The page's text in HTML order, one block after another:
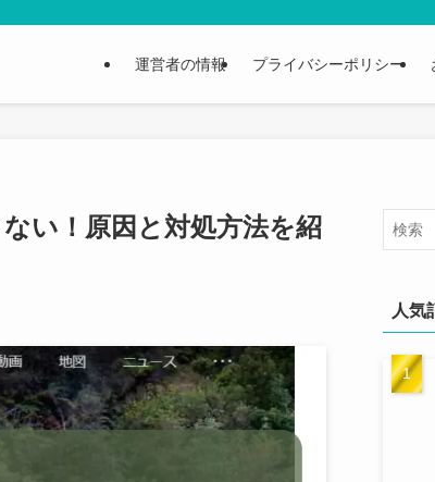
運営者の情報 プライバシーポリシー
い！原因と対処方法を紹
人気